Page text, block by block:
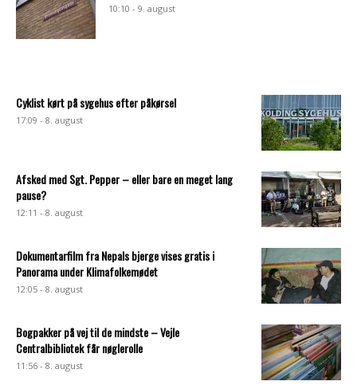
10:10 - 9. august
Cyklist kørt på sygehus efter påkørsel
17:09 - 8. august
Afsked med Sgt. Pepper – eller bare en meget lang
pause?
12:11 - 8. august
Dokumentarfilm fra Nepals bjerge vises gratis i
Panorama under Klimafolkemødet
12:05 - 8. august
Bogpakker på vej til de mindste – Vejle
Centralbibliotek får nøglerolle
11:56 - 8. august